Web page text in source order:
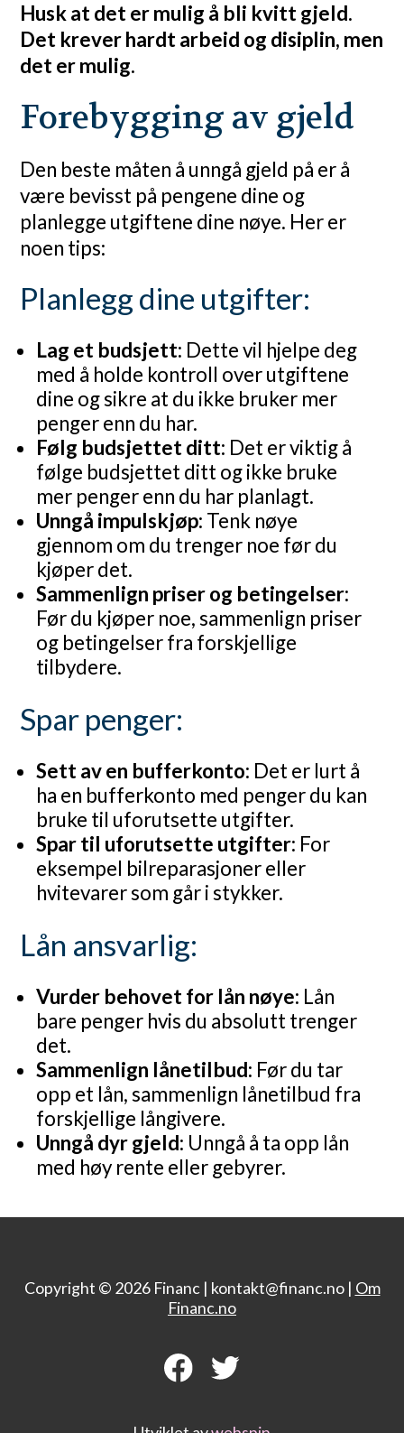
Husk at det er mulig å bli kvitt gjeld.
Det krever hardt arbeid og disiplin, men
det er mulig.
Forebygging av gjeld
Den beste måten å unngå gjeld på er å
være bevisst på pengene dine og
planlegge utgiftene dine nøye. Her er
noen tips:
Planlegg dine utgifter:
Lag et budsjett: Dette vil hjelpe deg
med å holde kontroll over utgiftene
dine og sikre at du ikke bruker mer
penger enn du har.
Følg budsjettet ditt: Det er viktig å
følge budsjettet ditt og ikke bruke
mer penger enn du har planlagt.
Unngå impulskjøp: Tenk nøye
gjennom om du trenger noe før du
kjøper det.
Sammenlign priser og betingelser:
Før du kjøper noe, sammenlign priser
og betingelser fra forskjellige
tilbydere.
Spar penger:
Sett av en bufferkonto: Det er lurt å
ha en bufferkonto med penger du kan
bruke til uforutsette utgifter.
Spar til uforutsette utgifter: For
eksempel bilreparasjoner eller
hvitevarer som går i stykker.
Lån ansvarlig:
Vurder behovet for lån nøye: Lån
bare penger hvis du absolutt trenger
det.
Sammenlign lånetilbud: Før du tar
opp et lån, sammenlign lånetilbud fra
forskjellige långivere.
Unngå dyr gjeld: Unngå å ta opp lån
med høy rente eller gebyrer.
Copyright © 2026 Financ | kontakt@financ.no | Om
Financ.no